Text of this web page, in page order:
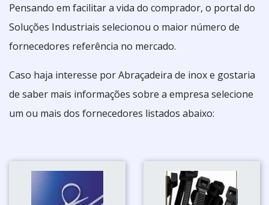
Pensando em facilitar a vida do comprador, o portal do
Soluções Industriais selecionou o maior número de
fornecedores referência no mercado.
Caso haja interesse por Abraçadeira de inox e gostaria
de saber mais informações sobre a empresa selecione
um ou mais dos fornecedores listados abaixo: